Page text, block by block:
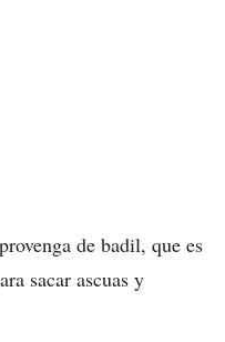
de badil, que es
sacar ascuas y